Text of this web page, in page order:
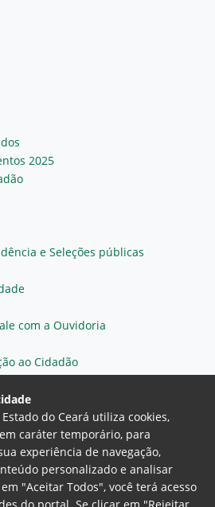
2025
e Seleções públicas
com a Ouvidoria
ao Cidadão
do Ceará utiliza cookies,
caráter temporário, para
experiência de navegação,
personalizado e analisar
"Aceitar Todos", você terá acesso